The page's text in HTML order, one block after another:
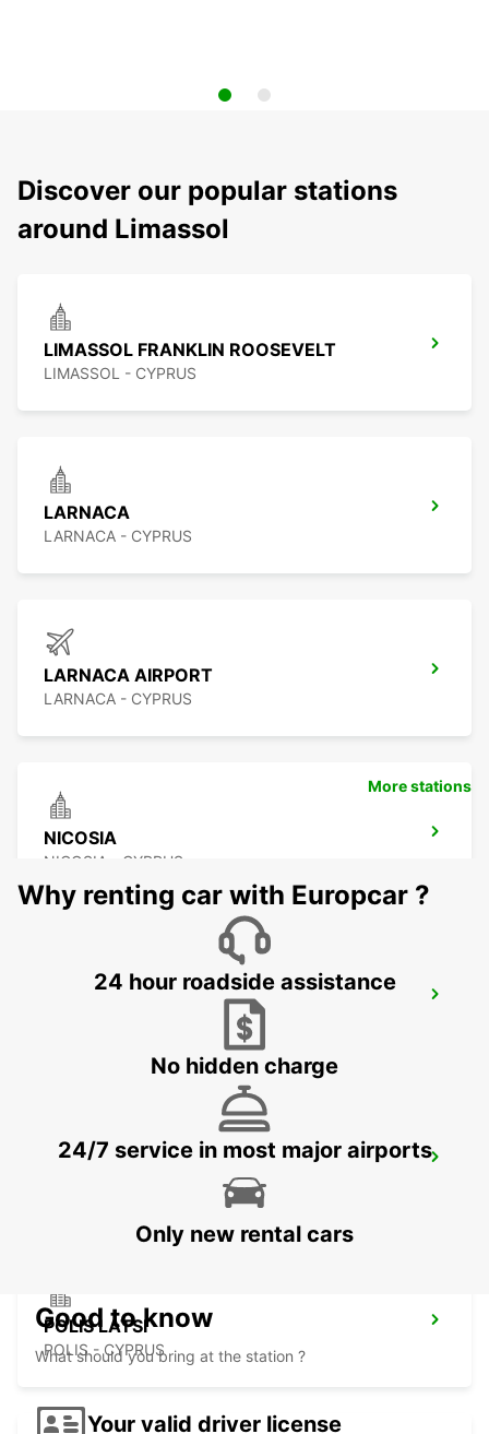
Discover our popular stations
around Limassol
LIMASSOL FRANKLIN ROOSEVELT
LIMASSOL - CYPRUS
LARNACA
LARNACA - CYPRUS
LARNACA AIRPORT
LARNACA - CYPRUS
NICOSIA
NICOSIA - CYPRUS
PAPHOS SERVICE CENTRE
PAPHOS AIRPORT
POLIS LATSI
POLIS - CYPRUS
More stations
Why renting car with Europcar ?
24 hour roadside assistance
No hidden charge
24/7 service in most major airports
Only new rental cars
Good to know
What should you bring at the station ?
Your valid driver license